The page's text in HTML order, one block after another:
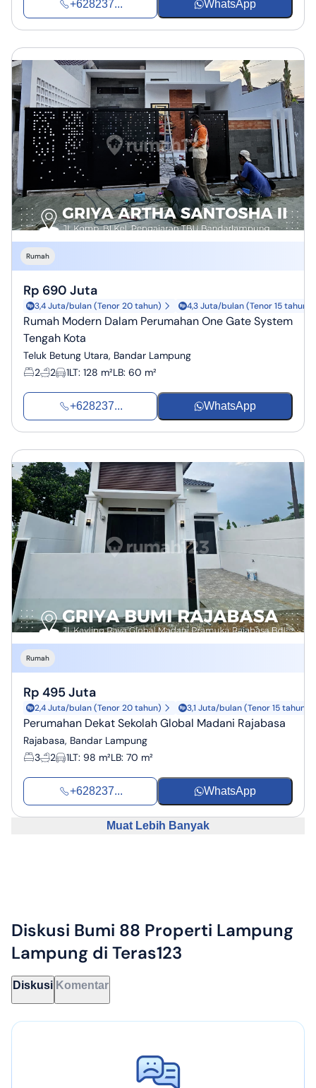
+628237... WhatsApp
Rumah
Rp 690 Juta
3,4 Juta/bulan (Tenor 20 tahun) 4,3 Juta/bulan (Tenor 15 tahun)
Rumah Modern Dalam Perumahan One Gate System
Tengah Kota
Teluk Betung Utara, Bandar Lampung
2
2 1LT: 128 m²LB: 60 m²
+628237... WhatsApp
Rumah
Rp 495 Juta
2,4 Juta/bulan (Tenor 20 tahun) 3,1 Juta/bulan (Tenor 15 tahun)
Perumahan Dekat Sekolah Global Madani Rajabasa
Rajabasa, Bandar Lampung
3
2 1LT: 98 m²LB: 70 m²
+628237... WhatsApp
Muat Lebih Banyak
Diskusi Bumi 88 Properti Lampung
Lampung di Teras123
Diskusi Komentar